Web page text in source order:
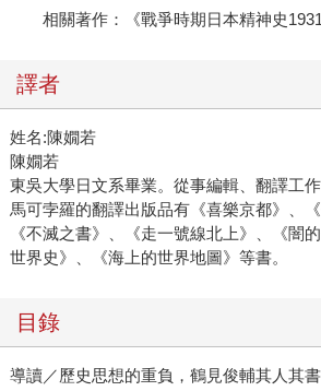
相關著作：《戰爭時期日本精神史1931-
譯者
姓名:陳嫺若
陳嫺若
東吳大學日文系畢業。從事編輯、翻譯工
馬可孛羅的翻譯出版品有《喜樂京都》、《
《不滅之書》、《走一號線北上》、《闇
世界史》、《海上的世界地圖》等書。
目錄
導讀／歷史思想的重負，鶴見俊輔其人其